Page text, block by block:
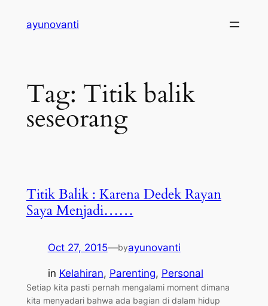
ayunovanti
Tag: Titik balik
seseorang
Titik Balik : Karena Dedek Rayan
Saya Menjadi……
Oct 27, 2015—byayunovanti
in Kelahiran, Parenting, Personal
Setiap kita pasti pernah mengalami moment dimana
kita menyadari bahwa ada bagian di dalam hidup